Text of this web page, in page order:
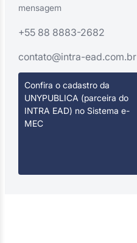
mensagem
+55 88 8883-2682
contato@intra-ead.com.br
Confira o cadastro da
UNYPUBLICA (parceira do
INTRA EAD) no Sistema e-
MEC